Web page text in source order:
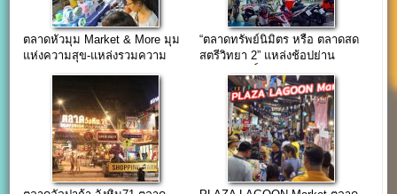
ตลาดหัวมุม Market & More มุม
แห่งความสุข-แหล่งรวมความ
สนุกสุดๆ ณ.แยกเกษตร-นวมินทร์
“ตลาดทรัพย์นิมิตร หรือ ตลาดสด
สตรีวิทยา 2” แหล่งช้อปย่าน